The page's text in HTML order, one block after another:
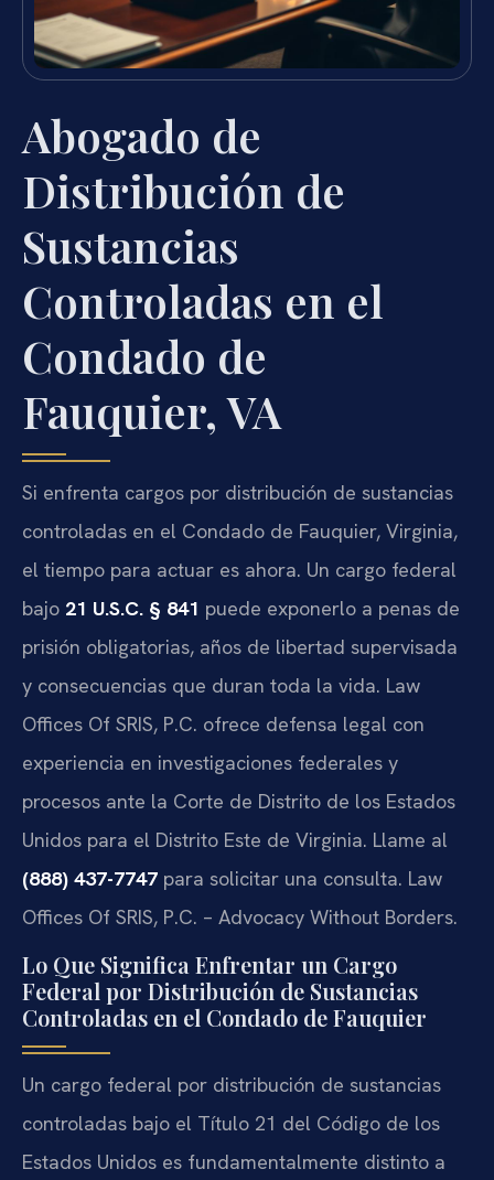
Abogado de
Distribución de
Sustancias
Controladas en el
Condado de
Fauquier, VA
Si enfrenta cargos por distribución de sustancias
controladas en el Condado de Fauquier, Virginia,
el tiempo para actuar es ahora. Un cargo federal
bajo 21 U.S.C. § 841 puede exponerlo a penas de
prisión obligatorias, años de libertad supervisada
y consecuencias que duran toda la vida. Law
Offices Of SRIS, P.C. ofrece defensa legal con
experiencia en investigaciones federales y
procesos ante la Corte de Distrito de los Estados
Unidos para el Distrito Este de Virginia. Llame al
(888) 437-7747 para solicitar una consulta. Law
Offices Of SRIS, P.C. – Advocacy Without Borders.
Lo Que Significa Enfrentar un Cargo
Federal por Distribución de Sustancias
Controladas en el Condado de Fauquier
Un cargo federal por distribución de sustancias
controladas bajo el Título 21 del Código de los
Estados Unidos es fundamentalmente distinto a